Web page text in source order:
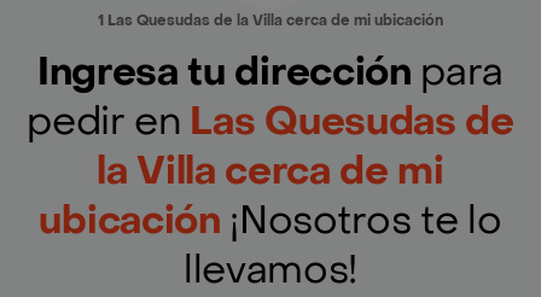
1 Las Quesudas de la Villa cerca de mi ubicación
Ingresa tu dirección para
pedir en Las Quesudas de
la Villa cerca de mi
ubicación ¡Nosotros te lo
llevamos!